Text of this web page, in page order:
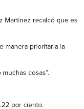
Martínez recalcó que es
manera prioritaria la
cosas”.
por ciento.